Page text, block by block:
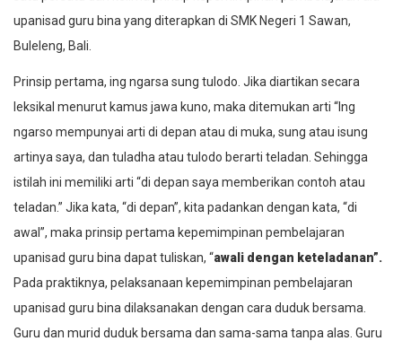
upanisad guru bina yang diterapkan di SMK Negeri 1 Sawan,
Buleleng, Bali.
Prinsip pertama, ing ngarsa sung tulodo. Jika diartikan secara
leksikal menurut kamus jawa kuno, maka ditemukan arti “Ing
ngarso mempunyai arti di depan atau di muka, sung atau isung
artinya saya, dan tuladha atau tulodo berarti teladan. Sehingga
istilah ini memiliki arti “di depan saya memberikan contoh atau
teladan.” Jika kata, “di depan”, kita padankan dengan kata, “di
awal”, maka prinsip pertama kepemimpinan pembelajaran
upanisad guru bina dapat tuliskan, “awali dengan keteladanan”.
Pada praktiknya, pelaksanaan kepemimpinan pembelajaran
upanisad guru bina dilaksanakan dengan cara duduk bersama.
Guru dan murid duduk bersama dan sama-sama tanpa alas. Guru